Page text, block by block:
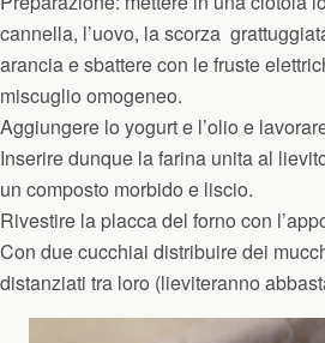
cannella, l’uovo, la scorza
arancia e sbattere con le fruste
miscuglio omogeneo.
Aggiungere lo yogurt e l’olio e
Inserire dunque la farina unita al
un composto morbido e liscio.
Rivestire la placca del forno con
Con due cucchiai distribuire dei
distanziati tra loro (lieviteranno